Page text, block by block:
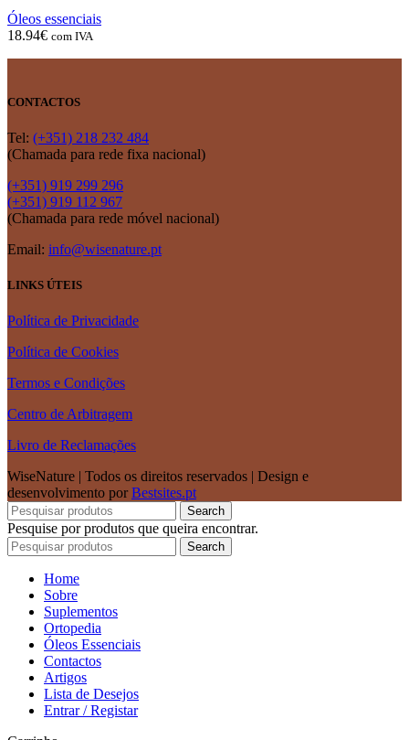
Óleos essenciais
18.94€ com IVA
CONTACTOS
Tel: (+351) 218 232 484
(Chamada para rede fixa nacional)
(+351) 919 299 296
(+351) 919 112 967
(Chamada para rede móvel nacional)
Email: info@wisenature.pt
LINKS ÚTEIS
Política de Privacidade
Política de Cookies
Termos e Condições
Centro de Arbitragem
Livro de Reclamações
WiseNature | Todos os direitos reservados | Design e
desenvolvimento porBestsites.pt
Search
Pesquise por produtos que queira encontrar.
Search
Home
Sobre
Suplementos
Ortopedia
Óleos Essenciais
Contactos
Artigos
Lista de Desejos
Entrar / Registar